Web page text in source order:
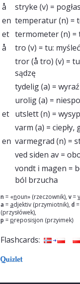
å
stryke (v) =
en temperatur(n) =
et termometer(n)
å
tro (v) = tu:
tror (å tro) (v) =
sądzę
tydelig(a) =
urolig(a) =
et utslett(n) =
varm (a) = ciepły,
en varmegrad (n) =
ved siden av =
vondt i magen =
ból brzucha
n= «noun» (rzeczownik), v=v
a= adjektiv (przymiotnik), d
(przysłówek),
p = preposisjon (przyimek)
Flashcards: